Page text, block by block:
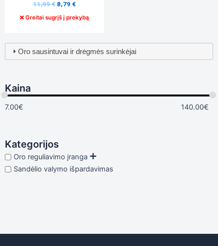
Kaina
7.00€ 140.00€
Kategorijos
Oro reguliavimo įranga
Sandėlio valymo išpardavimas
11,99€ 8,79 €
Greitai sugrįš į prekybą
Oro sausintuvai ir drėgmės surinkėjai